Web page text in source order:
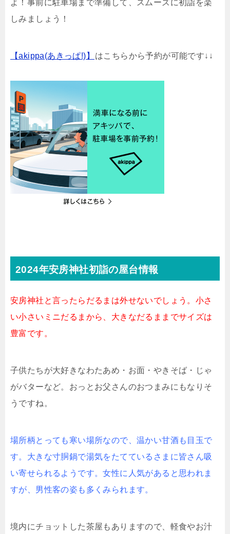
よ！事前に駐車場まで準備して、スムーズに初詣を楽
しみましょう！
【akippa(あきっぱ!)】 はこちらから予約が可能です↓↓
2024年安房神社初詣の屋台情報
安房神社と言ったらだるまは外せないでしょう。小さ
い小さいミニだるまから、大きなだるままでサイズは
豊富です。
子供たちが大好きなわたあめ・お面・やきそば・じゃ
がバターなど。おっとお父さんのおつまみにもなりそ
うですね。
場所柄とっても寒い場所なので、温かい甘酒も目玉で
す。大きな寸胴鍋で湯気をたてているさまに皆さん吸
い寄せられるようです。女性に人気があると思われま
すが、男性客の姿も多くみられます。
境内にチョットした茶屋もありますので、軽食やお汁